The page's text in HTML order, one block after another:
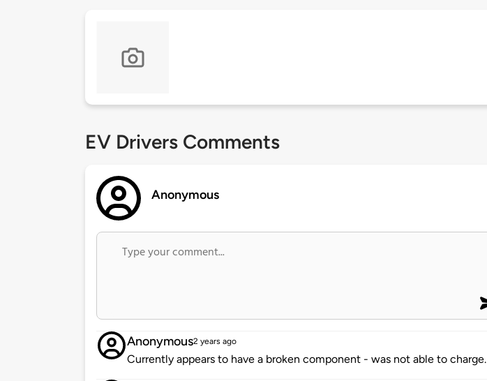
EV Drivers Comments
Anonymous
Anonymous2 years ago
Currently appears to have a broken component - was not able to charge.